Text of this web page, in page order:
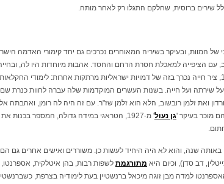
שירים ברוסית, שחלקם התגלו רק לאחר מותה.
של המוות, ובעיקר בשיריה המאוחרים נכרכים גם יחד קימורי האדמה
עם הציפייה למאכלת חסרת הרחם והחסד. אהבות מיוחדות היו לה,
הקצרים, משנת 1890 ועד ל1931, ציר חייה נכרך בזה של דמויות ישראליות מרתקות אחרות: לימודי
שירתה ועל חייה. בשנות העשרים המוקדמות שלה עברה לחוות כנרת
ואת זלמן רובשוב, הלא הוא זלמן שז"ר. עם זה היה לה רומן, ואהבתה
מוכר בעיקר 'גן נעול
' מ-1927, הטראגי במידה גדולה, המספר בכנות
באותה שנה, והוא לא היה היחיד לעשות כן. משוררים ואישים אחרים גם הם
דב סדן), וכיום היא מתורגמת לשפות רבות, בהן איטלקית, אספרנטו,
למדה מבן זוגה מיכאל ברנשטיין בעת לימודיה בצרפת,